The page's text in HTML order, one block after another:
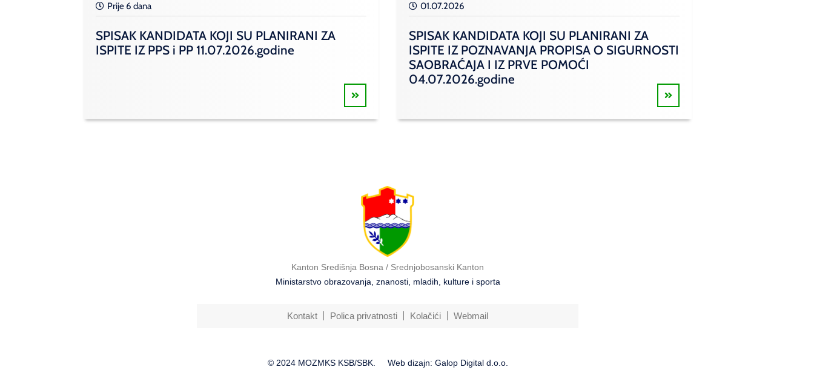
Prije 6 dana
SPISAK KANDIDATA KOJI SU PLANIRANI ZA
ISPITE IZ PPS i PP 11.07.2026.godine
01.07.2026
SPISAK KANDIDATA KOJI SU PLANIRANI ZA
ISPITE IZ POZNAVANJA PROPISA O SIGURNOSTI
SAOBRAĆAJA I IZ PRVE POMOĆI
04.07.2026.godine
Kanton Središnja Bosna / Srednjobosanski Kanton
Ministarstvo obrazovanja, znanosti, mladih, kulture i sporta
Kontakt Polica privatnosti Kolačići Webmail
© 2024 MOZMKS KSB/SBK. Web dizajn: Galop Digital d.o.o.